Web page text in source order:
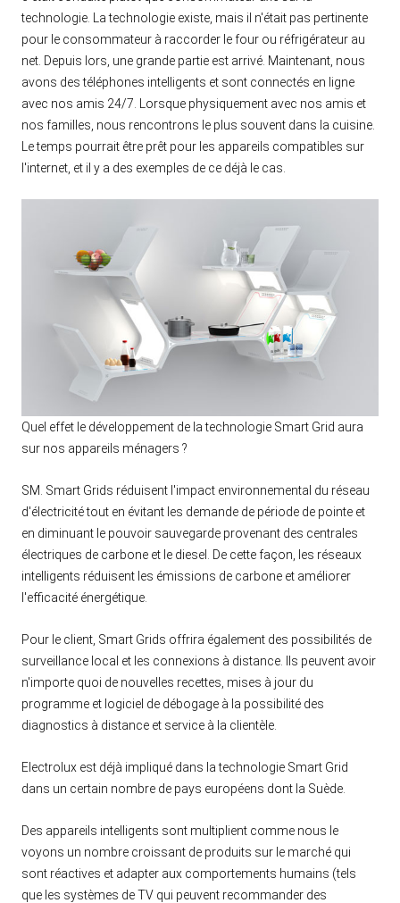
technologie. La technologie existe, mais il n'était pas pertinente
pour le consommateur à raccorder le four ou réfrigérateur au
net. Depuis lors, une grande partie est arrivé. Maintenant, nous
avons des téléphones intelligents et sont connectés en ligne
avec nos amis 24/7. Lorsque physiquement avec nos amis et
nos familles, nous rencontrons le plus souvent dans la cuisine.
Le temps pourrait être prêt pour les appareils compatibles sur
l'internet, et il y a des exemples de ce déjà le cas.
Quel effet le développement de la technologie Smart Grid aura
sur nos appareils ménagers ?
SM. Smart Grids réduisent l'impact environnemental du réseau
d'électricité tout en évitant les demande de période de pointe et
en diminuant le pouvoir sauvegarde provenant des centrales
électriques de carbone et le diesel. De cette façon, les réseaux
intelligents réduisent les émissions de carbone et améliorer
l'efficacité énergétique.
Pour le client, Smart Grids offrira également des possibilités de
surveillance local et les connexions à distance. Ils peuvent avoir
n'importe quoi de nouvelles recettes, mises à jour du
programme et logiciel de débogage à la possibilité des
diagnostics à distance et service à la clientèle.
Electrolux est déjà impliqué dans la technologie Smart Grid
dans un certain nombre de pays européens dont la Suède.
Des appareils intelligents sont multiplient comme nous le
voyons un nombre croissant de produits sur le marché qui
sont réactives et adapter aux comportements humains (tels
que les systèmes de TV qui peuvent recommander des